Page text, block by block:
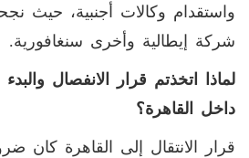
واستقدام وكالات أجنبية، حيث
شركة إيطالية وأخرى سنغافورية.
لماذا اتخذتم قرار الانفصال
داخل القاهرة؟
قرار الانتقال إلى القاهرة كان